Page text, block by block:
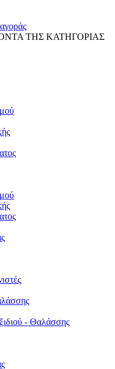
ΤΗΣ ΚΑΤΗΓΟΡΙΑΣ
- Θαλάσσης